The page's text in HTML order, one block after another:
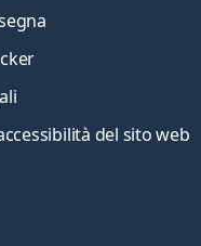
del sito web